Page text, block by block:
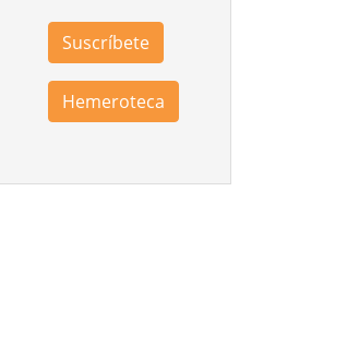
Suscríbete
Hemeroteca